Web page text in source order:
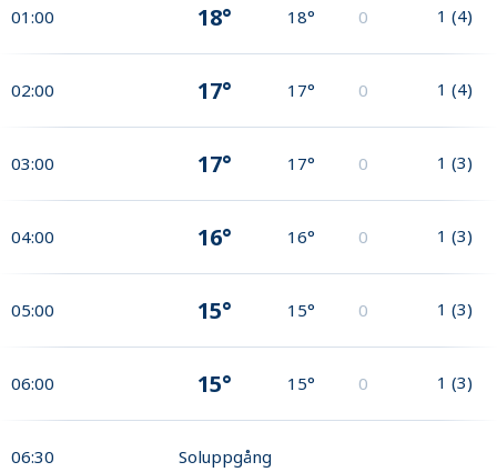
01:00 18° 18° 0 1 (4)
02:00 17° 17° 0 1 (4)
03:00 17° 17° 0 1 (3)
04:00 16° 16° 0 1 (3)
05:00 15° 15° 0 1 (3)
06:00 15° 15° 0 1 (3)
06:30 Soluppgång